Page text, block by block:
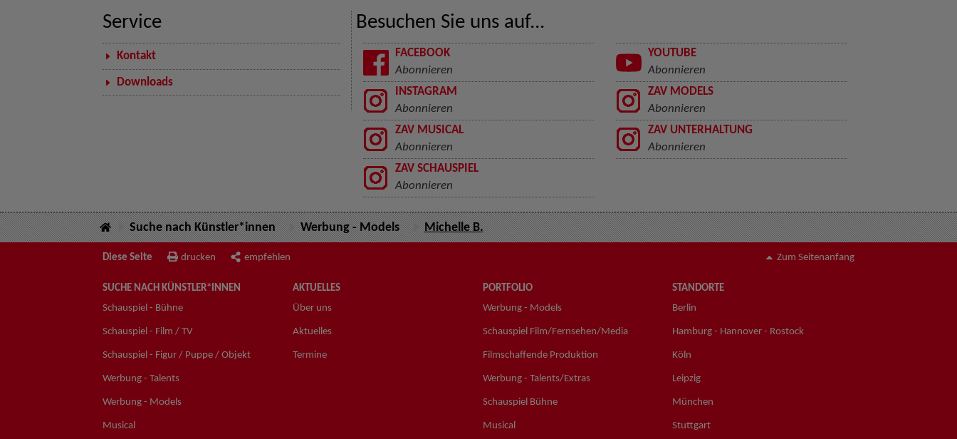
Service
Kontakt
Downloads
Besuchen Sie uns auf...
FACEBOOK
Abonnieren
YOUTUBE
Abonnieren
INSTAGRAM
Abonnieren
ZAV MODELS
Abonnieren
ZAV MUSICAL
Abonnieren
ZAV UNTERHALTUNG
Abonnieren
ZAV SCHAUSPIEL
Abonnieren
Suche nach Künstler*innen Werbung - Models Michelle B.
Diese Seite drucken empfehlen Zum Seitenanfang
SUCHE NACH KÜNSTLER*INNEN
Schauspiel - Bühne
Schauspiel - Film / TV
Schauspiel - Figur / Puppe / Objekt
Werbung - Talents
Werbung - Models
Musical
AKTUELLES
Über uns
Aktuelles
Termine
PORTFOLIO
Werbung - Models
Schauspiel Film/Fernsehen/Media
Filmschaffende Produktion
Werbung - Talents/Extras
Schauspiel Bühne
Musical
STANDORTE
Berlin
Hamburg - Hannover - Rostock
Köln
Leipzig
München
Stuttgart